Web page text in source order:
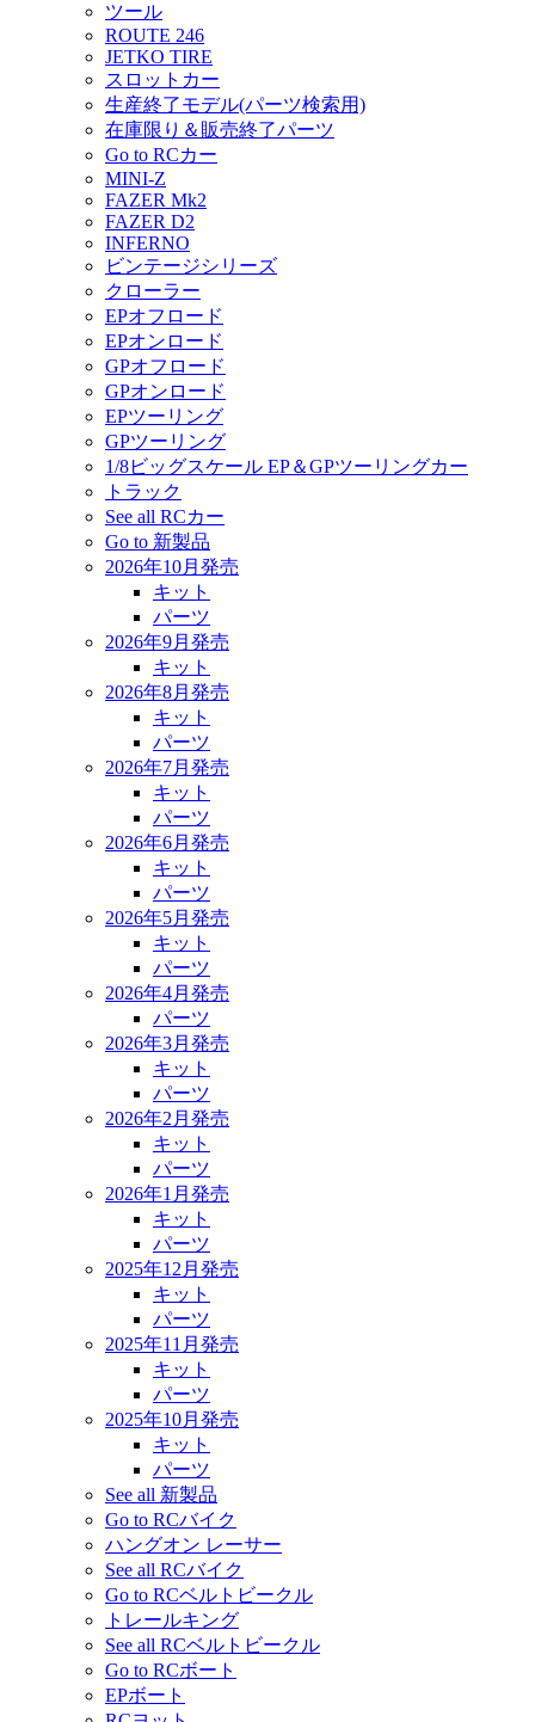
ツール
ROUTE 246
JETKO TIRE
スロットカー
生産終了モデル(パーツ検索用)
在庫限り＆販売終了パーツ
Go to RCカー
MINI-Z
FAZER Mk2
FAZER D2
INFERNO
ビンテージシリーズ
クローラー
EPオフロード
EPオンロード
GPオフロード
GPオンロード
EPツーリング
GPツーリング
1/8ビッグスケール EP＆GPツーリングカー
トラック
See all RCカー
Go to 新製品
2026年10月発売
キット
パーツ
2026年9月発売
キット
2026年8月発売
キット
パーツ
2026年7月発売
キット
パーツ
2026年6月発売
キット
パーツ
2026年5月発売
キット
パーツ
2026年4月発売
パーツ
2026年3月発売
キット
パーツ
2026年2月発売
キット
パーツ
2026年1月発売
キット
パーツ
2025年12月発売
キット
パーツ
2025年11月発売
キット
パーツ
2025年10月発売
キット
パーツ
See all 新製品
Go to RCバイク
ハングオン レーサー
See all RCバイク
Go to RCベルトビークル
トレールキング
See all RCベルトビークル
Go to RCボート
EPボート